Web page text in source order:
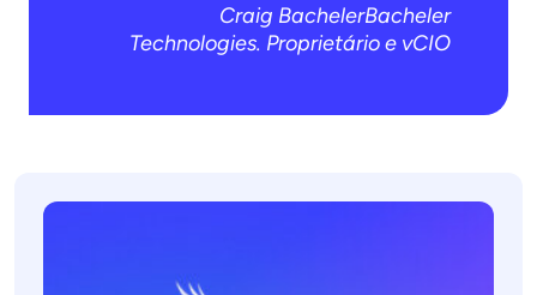
Craig BachelerBacheler
Technologies. Proprietário e vCIO